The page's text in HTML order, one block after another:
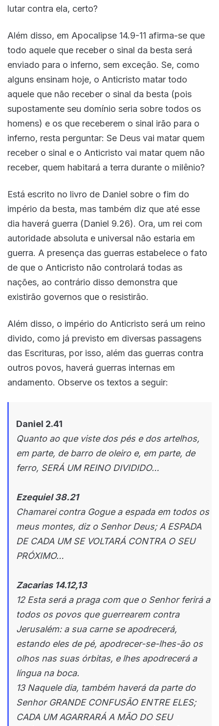
lutar contra ela, certo?
Além disso, em Apocalipse 14.9-11 afirma-se que
todo aquele que receber o sinal da besta será
enviado para o inferno, sem exceção. Se, como
alguns ensinam hoje, o Anticristo matar todo
aquele que não receber o sinal da besta (pois
supostamente seu domínio seria sobre todos os
homens) e os que receberem o sinal irão para o
inferno, resta perguntar: Se Deus vai matar quem
receber o sinal e o Anticristo vai matar quem não
receber, quem habitará a terra durante o milênio?
Está escrito no livro de Daniel sobre o fim do
império da besta, mas também diz que até esse
dia haverá guerra (Daniel 9.26). Ora, um rei com
autoridade absoluta e universal não estaria em
guerra. A presença das guerras estabelece o fato
de que o Anticristo não controlará todas as
nações, ao contrário disso demonstra que
existirão governos que o resistirão.
Além disso, o império do Anticristo será um reino
divido, como já previsto em diversas passagens
das Escrituras, por isso, além das guerras contra
outros povos, haverá guerras internas em
andamento. Observe os textos a seguir:
Daniel 2.41
Quanto ao que viste dos pés e dos artelhos,
em parte, de barro de oleiro e, em parte, de
ferro, SERÁ UM REINO DIVIDIDO…
Ezequiel 38.21
Chamarei contra Gogue a espada em todos os
meus montes, diz o Senhor Deus; A ESPADA
DE CADA UM SE VOLTARÁ CONTRA O SEU
PRÓXIMO…
Zacarias 14.12,13
12 Esta será a praga com que o Senhor ferirá a
todos os povos que guerrearem contra
Jerusalém: a sua carne se apodrecerá,
estando eles de pé, apodrecer-se-lhes-ão os
olhos nas suas órbitas, e lhes apodrecerá a
língua na boca.
13 Naquele dia, também haverá da parte do
Senhor GRANDE CONFUSÃO ENTRE ELES;
CADA UM AGARRARÁ A MÃO DO SEU